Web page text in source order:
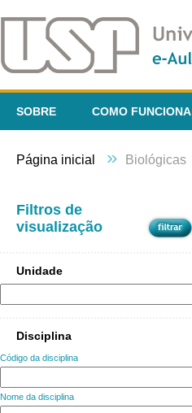
SOBRE COMO FUNCIONA
Página inicial » Biológicas
Filtros de
visualização
Unidade
Disciplina
Código da disciplina
Nome da disciplina